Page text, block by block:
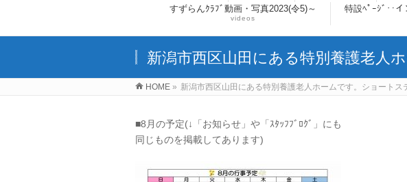
すずらんｸﾗﾌﾞ動画・写真2023(令5)～
videos
特設ﾍﾟｰｼﾞ‥イ
新潟市西区山田にある特別養護老人
HOME » 新潟市西区山田にある特別養護老人ホームです。ショートス
■8月の予定(↓「お知らせ」や「ｽﾀｯﾌﾌﾞﾛｸﾞ」にも
同じものを掲載してあります)